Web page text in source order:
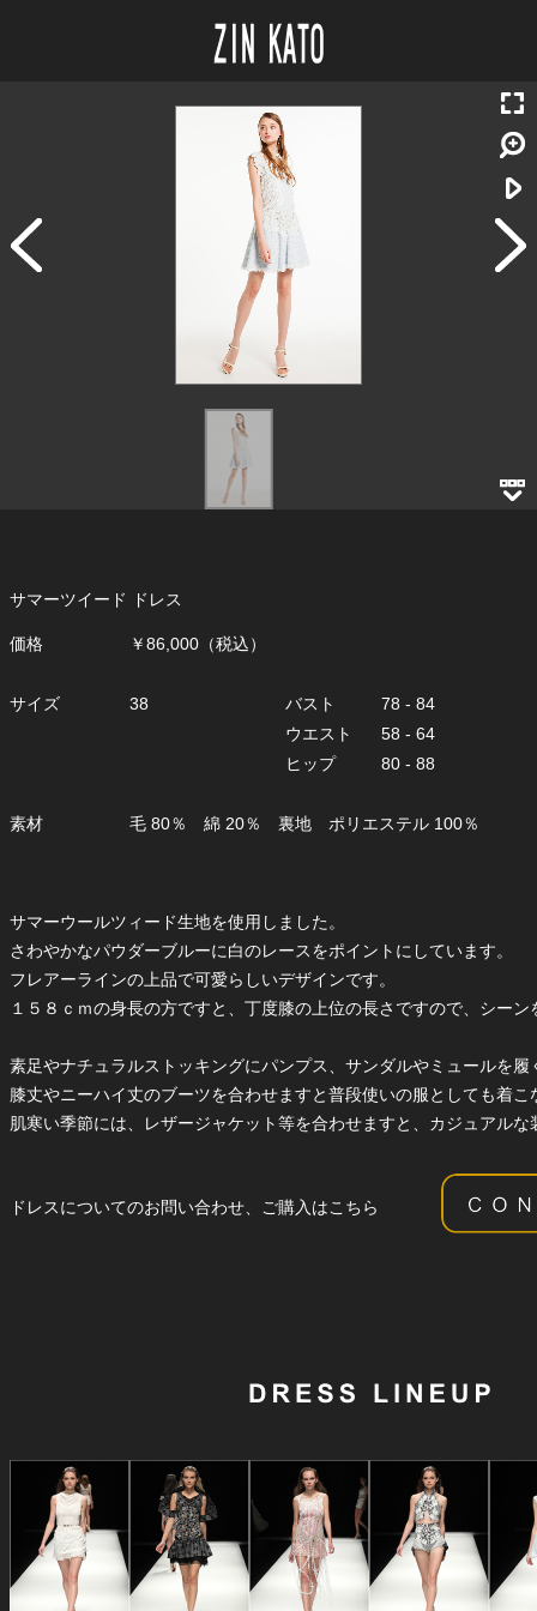
サマーツイード ドレス
価格 ￥86,000（税込）
サイズ 38 バスト
78 - 84
ウエスト
58 - 64
ヒップ
80 - 88
素材 毛 80％ 綿 20％ 裏地 ポリエステル 100％
サマーウールツィード生地を使用しました。
さわやかなパウダーブルーに白のレースをポイントにしています。
フレアーラインの上品で可愛らしいデザインです。
１５８ｃｍの身長の方ですと、丁度膝の上位の長さですので、シー
素足やナチュラルストッキングにパンプス、サンダルやミュールを履
膝丈やニーハイ丈のブーツを合わせますと普段使いの服としても着こ
肌寒い季節には、レザージャケット等を合わせますと、カジュアルな
ドレスについてのお問い合わせ、ご購入はこちら